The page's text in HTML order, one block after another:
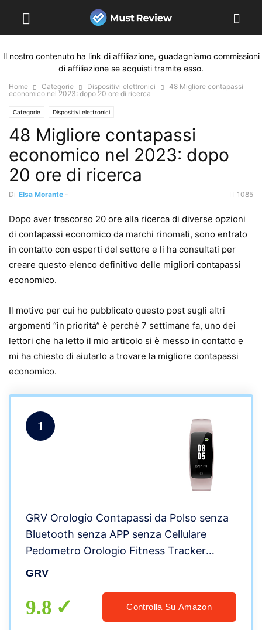
Il nostro contenuto ha link di affiliazione, guadagniamo commissioni
di affiliazione se acquisti tramite esso.
Home Categorie Dispositivi elettronici
48 Migliore contapassi
economico nel 2023: dopo 20 ore di ricerca
Categorie Dispositivi elettronici
48 Migliore contapassi
economico nel 2023: dopo
20 ore di ricerca
Di Elsa Morante - 1085
Dopo aver trascorso 20 ore alla ricerca di diverse opzioni
di contapassi economico da marchi rinomati, sono entrato
in contatto con esperti del settore e li ha consultati per
creare questo elenco definitivo delle migliori contapassi
economico.
Il motivo per cui ho pubblicato questo post sugli altri
argomenti “in priorità” è perché 7 settimane fa, uno dei
lettori che ha letto il mio articolo si è messo in contatto e
mi ha chiesto di aiutarlo a trovare la migliore contapassi
economico.
1
GRV Orologio Contapassi da Polso senza
Bluetooth senza APP senza Cellulare
Pedometro Orologio Fitness Tracker
Semplice Conta Calorie KM Sonno
Uomo Anziani Bambini
GRV
9.8 Controlla Su Amazon